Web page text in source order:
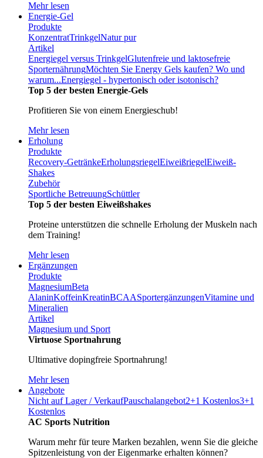
Mehr lesen
Energie-Gel
Produkte
KonzentratTrinkgelNatur pur
Artikel
Energiegel versus TrinkgelGlutenfreie und laktosefreie
SporternährungMöchten Sie Energy Gels kaufen? Wo und
warum...Energiegel - hypertonisch oder isotonisch?
Top 5 der besten Energie-Gels
Profitieren Sie von einem Energieschub!
Mehr lesen
Erholung
Produkte
Recovery-GetränkeErholungsriegelEiweißriegelEiweiß-
Shakes
Zubehör
Sportliche BetreuungSchüttler
Top 5 der besten Eiweißshakes
Proteine unterstützen die schnelle Erholung der Muskeln nach
dem Training!
Mehr lesen
Ergänzungen
Produkte
MagnesiumBeta
AlaninKoffeinKreatinBCAASportergänzungenVitamine und
Mineralien
Artikel
Magnesium und Sport
Virtuose Sportnahrung
Ultimative dopingfreie Sportnahrung!
Mehr lesen
Angebote
Nicht auf Lager / VerkaufPauschalangebot2+1 Kostenlos3+1
Kostenlos
AC Sports Nutrition
Warum mehr für teure Marken bezahlen, wenn Sie die gleiche
Spitzenleistung von der Eigenmarke erhalten können?